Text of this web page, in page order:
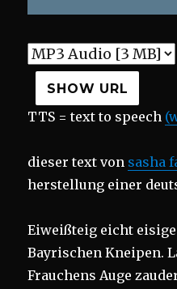
SHOW URL
TTS = text to speech
dieser text von sasha
herstellung einer
Eiweißteig eicht
Bayrischen Kneipen.
Frauchens Auge